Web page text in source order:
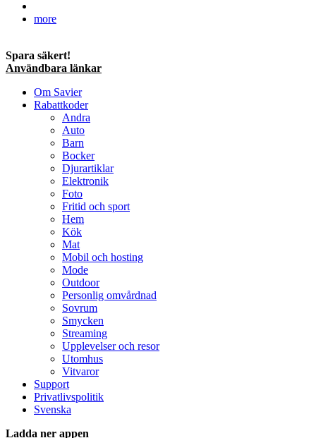
more
Spara säkert!
Användbara länkar
Om Savier
Rabattkoder
Andra
Auto
Barn
Bocker
Djurartiklar
Elektronik
Foto
Fritid och sport
Hem
Kök
Mat
Mobil och hosting
Mode
Outdoor
Personlig omvårdnad
Sovrum
Smycken
Streaming
Upplevelser och resor
Utomhus
Vitvaror
Support
Privatlivspolitik
Svenska
Ladda ner appen